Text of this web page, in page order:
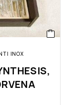
INOX